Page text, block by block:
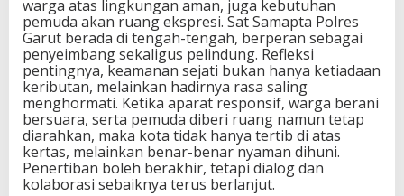
warga atas lingkungan aman, juga kebutuhan
pemuda akan ruang ekspresi. Sat Samapta Polres
Garut berada di tengah-tengah, berperan sebagai
penyeimbang sekaligus pelindung. Refleksi
pentingnya, keamanan sejati bukan hanya ketiadaan
keributan, melainkan hadirnya rasa saling
menghormati. Ketika aparat responsif, warga berani
bersuara, serta pemuda diberi ruang namun tetap
diarahkan, maka kota tidak hanya tertib di atas
kertas, melainkan benar-benar nyaman dihuni.
Penertiban boleh berakhir, tetapi dialog dan
kolaborasi sebaiknya terus berlanjut.